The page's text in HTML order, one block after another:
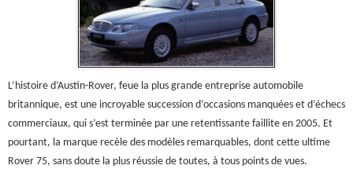
L’histoire d’Austin-Rover, feue la plus grande entreprise automobile
britannique, est une incroyable succession d’occasions manquées et d’échecs
commerciaux, qui s’est terminée par une retentissante faillite en 2005. Et
pourtant, la marque recèle des modèles remarquables, dont cette ultime
Rover 75, sans doute la plus réussie de toutes, à tous points de vues.